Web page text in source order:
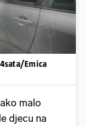
Emica
malo
djecu na